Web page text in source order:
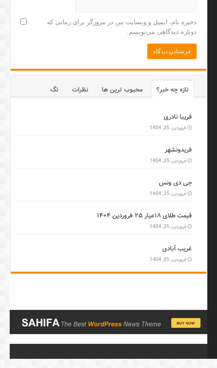
ذخیره نام، ایمیل و وبسایت من در مرورگر برای زمانی که
دوباره دیدگاهی می‌نویسم.
تازه چه خبر؟ محبوب ترین ها نظرات تگ
فریبا نادری
فروردین 25, 1404
فریدونشهر
فروردین 25, 1404
جی دی ونس
فروردین 25, 1404
قیمت طلای ۱۸عیار ۲۵ فروردین ۱۴۰۴
فروردین 25, 1404
غریب آبادی
فروردین 25, 1404